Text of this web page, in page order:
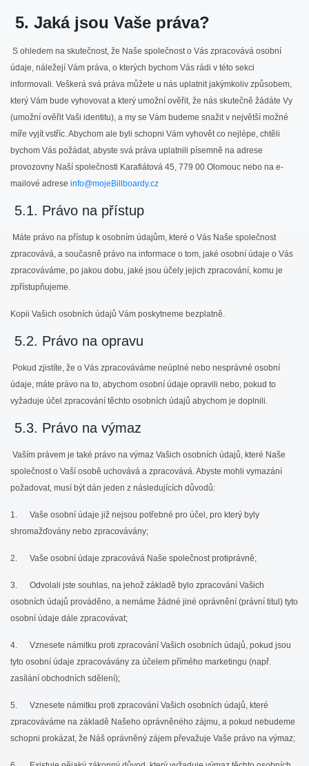
5. Jaká jsou Vaše práva?
S ohledem na skutečnost, že Naše společnost o Vás zpracovává osobní
údaje, náležejí Vám práva, o kterých bychom Vás rádi v této sekci
informovali. Veškerá svá práva můžete u nás uplatnit jakýmkoliv způsobem,
který Vám bude vyhovovat a který umožní ověřit, že nás skutečně žádáte Vy
(umožní ověřit Vaši identitu), a my se Vám budeme snažit v největší možné
míře vyjít vstříc. Abychom ale byli schopni Vám vyhovět co nejlépe, chtěli
bychom Vás požádat, abyste svá práva uplatnili písemně na adrese
provozovny Naší společnosti Karafiátová 45, 779 00 Olomouc nebo na e-
mailové adrese info@mojeBillboardy.cz
5.1. Právo na přístup
Máte právo na přístup k osobním údajům, které o Vás Naše společnost
zpracovává, a současně právo na informace o tom, jaké osobní údaje o Vás
zpracováváme, po jakou dobu, jaké jsou účely jejich zpracování, komu je
zpřístupňujeme.
Kopii Vašich osobních údajů Vám poskytneme bezplatně.
5.2. Právo na opravu
Pokud zjistíte, že o Vás zpracováváme neúplné nebo nesprávné osobní
údaje, máte právo na to, abychom osobní údaje opravili nebo, pokud to
vyžaduje účel zpracování těchto osobních údajů abychom je doplnili.
5.3. Právo na výmaz
Vaším právem je také právo na výmaz Vašich osobních údajů, které Naše
společnost o Vaší osobě uchovává a zpracovává. Abyste mohli vymazání
požadovat, musí být dán jeden z následujících důvodů:
1. Vaše osobní údaje již nejsou potřebné pro účel, pro který byly
shromažďovány nebo zpracovávány;
2. Vaše osobní údaje zpracovává Naše společnost protiprávně;
3. Odvolali jste souhlas, na jehož základě bylo zpracování Vašich
osobních údajů prováděno, a nemáme žádné jiné oprávnění (právní titul) tyto
osobní údaje dále zpracovávat;
4. Vznesete námitku proti zpracování Vašich osobních údajů, pokud jsou
tyto osobní údaje zpracovávány za účelem přímého marketingu (např.
zasílání obchodních sdělení);
5. Vznesete námitku proti zpracování Vašich osobních údajů, které
zpracováváme na základě Našeho oprávněného zájmu, a pokud nebudeme
schopni prokázat, že Náš oprávněný zájem převažuje Vaše právo na výmaz;